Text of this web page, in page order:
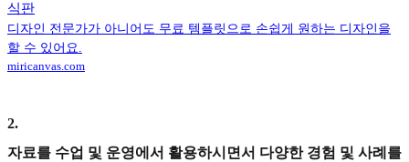
식판
디자인 전문가가 아니어도 무료 템플릿으로 손쉽게 원하는 디자인을
할 수 있어요.
miricanvas.com
2.
자료를 수업 및 운영에서 활용하시면서 다양한 경험 및 사례를